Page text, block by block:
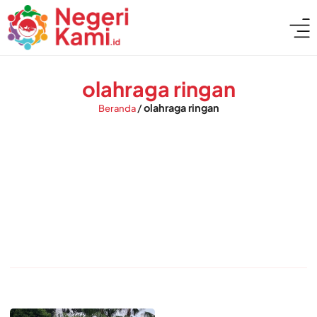
olahraga ringan
Beranda/olahraga ringan